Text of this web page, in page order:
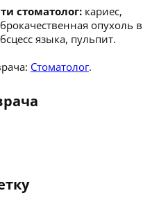
стоматолог: кариес,
опухоль в
языка, пульпит.
Стоматолог.